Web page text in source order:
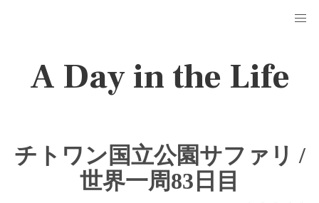
A Day in the Life
チトワン国立公園サファリ /
世界一周83日目